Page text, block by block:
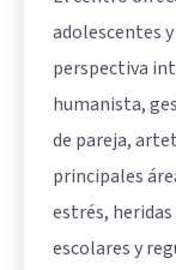
adolescentes
perspectiva
humanista,
de pareja,
principales
estrés,
escolares y